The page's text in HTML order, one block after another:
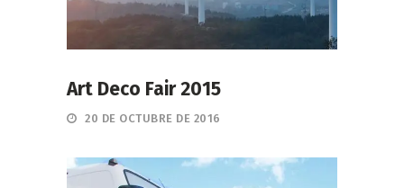
Art Deco Fair 2015
20 DE OCTUBRE DE 2016